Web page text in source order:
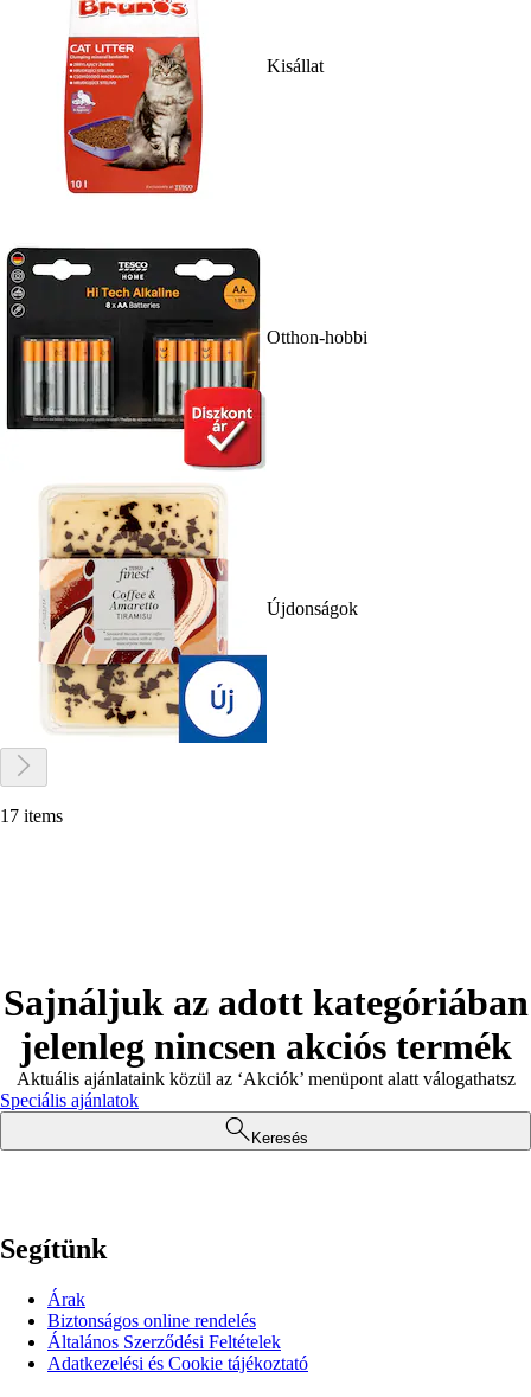
Kisállat
Otthon-hobbi
Újdonságok
17 items
Sajnáljuk az adott kategóriában
jelenleg nincsen akciós termék
Aktuális ajánlataink közül az ‘Akciók’ menüpont alatt válogathatsz
Speciális ajánlatok
Keresés
Segítünk
Árak
Biztonságos online rendelés
Általános Szerződési Feltételek
Adatkezelési és Cookie tájékoztató